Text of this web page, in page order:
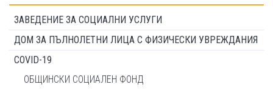
ЗАВЕДЕНИЕ ЗА СОЦИАЛНИ УСЛУГИ
ДОМ ЗА ПЪЛНОЛЕТНИ ЛИЦА С ФИЗИЧЕСКИ УВРЕЖДАНИЯ
COVID-19
ОБЩИНСКИ СОЦИАЛЕН ФОНД